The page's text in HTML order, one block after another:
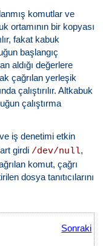
komutlar ve
ortamının bir kopyası
fakat kabuk
başlangıç
aldığı değerlere
çağrılan yerleşik
çalıştırılır. Altkabuk
çalıştırma
iş denetimi etkin
girdi /dev/null,
komut, çağrı
dosya tanıtıcılarını
Sonraki